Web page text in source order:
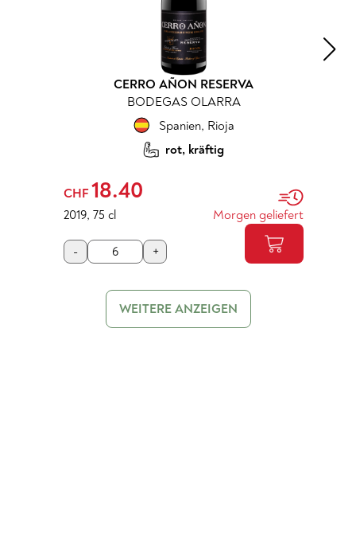
CERRO AÑON RESERVA
BODEGAS OLARRA
Spanien, Rioja
rot, kräftig
CHF 18.40
2019, 75 cl Morgen geliefert
- +
WEITERE ANZEIGEN